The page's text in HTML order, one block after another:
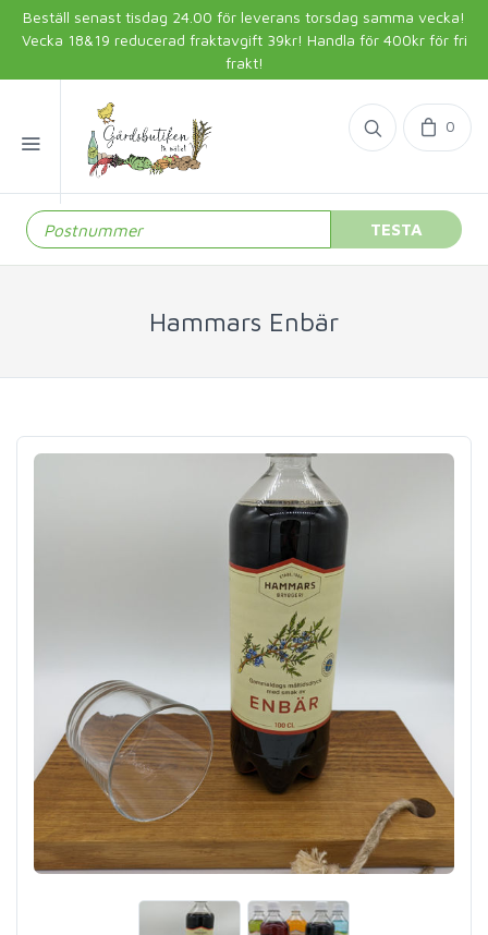
Beställ senast tisdag 24.00 för leverans torsdag samma vecka!
Vecka 18&19 reducerad fraktavgift 39kr! Handla för 400kr för fri
frakt!
0
TESTA
Hammars Enbär